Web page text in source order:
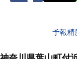
予報精